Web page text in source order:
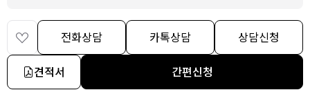
전화상담 카톡상담 상담신청
견적서 간편신청